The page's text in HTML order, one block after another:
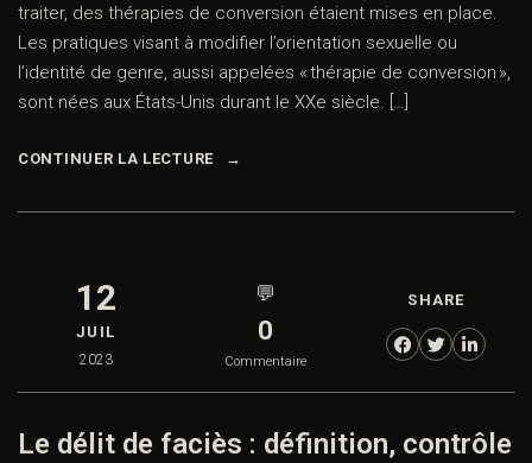
traiter, des thérapies de conversion étaient mises en place.
Les pratiques visant à modifier l’orientation sexuelle ou
l’identité de genre, aussi appelées « thérapie de conversion »,
sont nées aux États-Unis durant le XXe siècle. […]
CONTINUER LA LECTURE
12
JUIL
2023
💬
0
Commentaire
SHARE
Le délit de faciès : définition, contrôle